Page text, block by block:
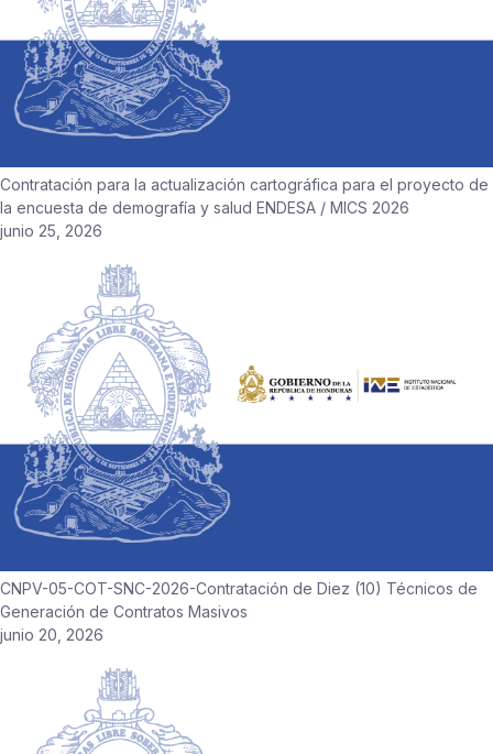
Contratación para la actualización cartográfica para el proyecto de
la encuesta de demografía y salud ENDESA / MICS 2026
junio 25, 2026
CNPV-05-COT-SNC-2026-Contratación de Diez (10) Técnicos de
Generación de Contratos Masivos
junio 20, 2026